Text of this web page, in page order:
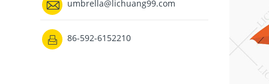
 umbrella@lichuang99.com
 86-592-6152210